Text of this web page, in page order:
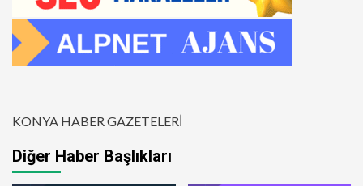
KONYA HABER GAZETELERİ
Diğer Haber Başlıkları